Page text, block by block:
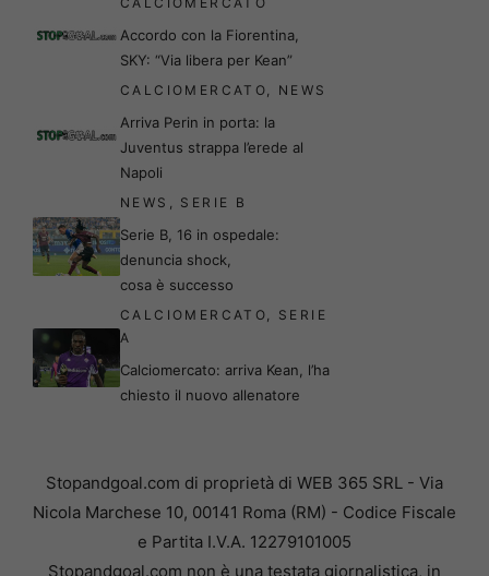
Accordo con la Fiorentina,
SKY: “Via libera per Kean”
CALCIOMERCATO NEWS
Arriva Perin in porta: la
Juventus strappa l’erede al
Napoli
NEWS SERIE B
Serie B, 16 in ospedale:
denuncia shock,
cosa è successo
CALCIOMERCATO
SERIE
A
Calciomercato: arriva Kean, l’ha
chiesto il nuovo allenatore
Stopandgoal.com di proprietà di WEB 365 SRL - Via
Nicola Marchese 10, 00141 Roma (RM) - Codice Fiscale
e Partita I.V.A. 12279101005
Stopandgoal.com non è una testata giornalistica, in